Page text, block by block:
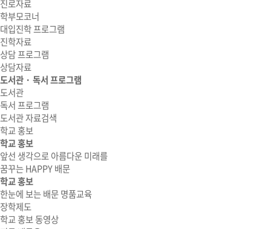
진로자료
학부모코너
대입진학 프로그램
진학자료
상담 프로그램
상담자료
도서관 · 독서 프로그램
도서관
독서 프로그램
도서관 자료검색
학교 홍보
학교 홍보
앞선 생각으로 아름다운 미래를
꿈꾸는 HAPPY 배문
학교 홍보
한눈에 보는 배문 명품교육
장학제도
학교 홍보 동영상